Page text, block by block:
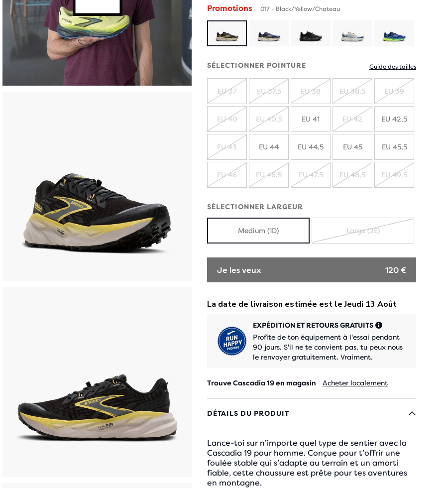
Promotions 017 - Black/Yellow/Chateau
SÉLECTIONNER POINTURE Guide des tailles
ÉPUISÉ
EU 37
ÉPUISÉ
EU 37,5
ÉPUISÉ
EU 38
ÉPUISÉ
EU 38,5 EU 39
ÉPUISÉ
EU 40 EU 40,5 EU 41 EU 42 EU 42,5
EU 43 EU 44 EU 44,5 EU 45 EU 45,5
ÉPUISÉ
EU 46
ÉPUISÉ
EU 46,5
ÉPUISÉ
EU 47,5
ÉPUISÉ
EU 48,5 EU 49,5
SÉLECTIONNER LARGEUR
Medium (1D) Large (2E)
Je les veux 120 €
EXPÉDITION ET RETOURS GRATUITS
Profite de ton équipement à l'essai pendant
90 jours. S'il ne te convient pas, tu peux nous
le renvoyer gratuitement. Vraiment.
Trouve Cascadia 19 en magasin Acheter localement
DÉTAILS DU PRODUIT
Lance-toi sur n’importe quel type de sentier avec la
Cascadia 19 pour homme. Conçue pour t’offrir une
foulée stable qui s’adapte au terrain et un amorti
fiable, cette chaussure est prête pour tes aventures
en montagne.